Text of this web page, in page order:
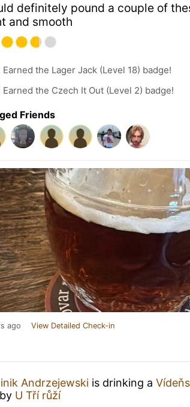
definitely pound a couple of
and smooth
Earned the Lager Jack (Level 18) badge!
Earned the Czech It Out (Level 2) badge!
Friends
ago View Detailed Check-in
Andrzejewski is drinking a
by U Tří růží